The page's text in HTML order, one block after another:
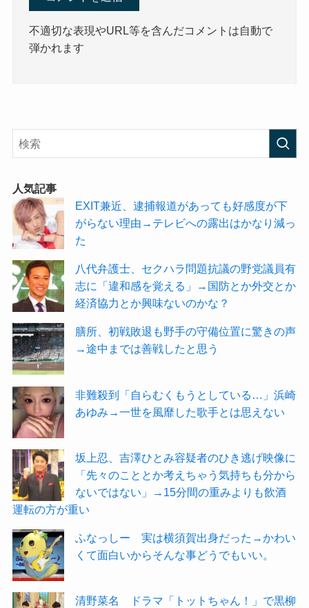
不適切な表現やURL等を含んだコメントは自動で
弾かれます
人気記事
EXIT兼近、逮捕報道があっても好感度が下
がらない理由→テレビへの露出はかなり減っ
た
八代弁護士、セクハラ問題抗議の野党議員有
志に「違和感を覚える」→国防とか外交とか
経済協力とか興味ないのかな？
膳所、初戦敗退も野手の守備位置に驚きの声
→途中までは善戦したと思う
非難殺到「自らむくもうとしている…」浜崎
あゆみ→一世を風靡した歌手とは思えない
坂上忍、吉澤ひとみ容疑者のひき逃げ映像に
「先々のこととか考えちゃう気持ちも分から
ないではない」→15分間の重みよりも飲酒
運転の方が重い
ふなっしー 実は横須賀出身だった→かわい
くて面白いからそんな事どうでもいい。
清野菜名 ドラマ「トットちゃん！」で黒柳